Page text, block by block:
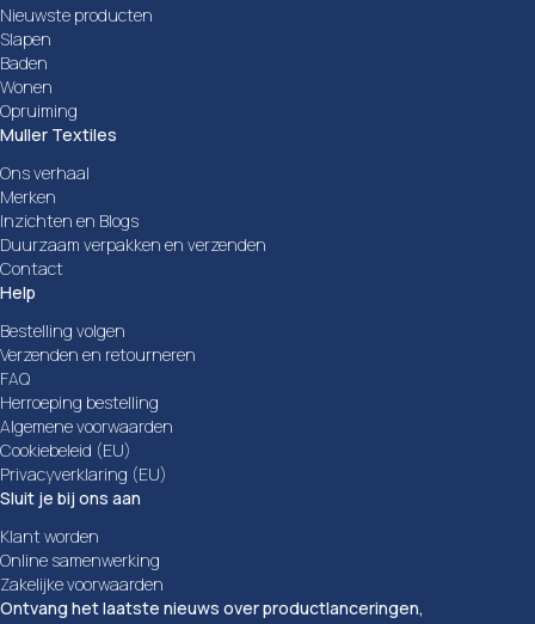
Nieuwste producten
Slapen
Baden
Wonen
Opruiming
Muller Textiles
Ons verhaal
Merken
Inzichten en Blogs
Duurzaam verpakken en verzenden
Contact
Help
Bestelling volgen
Verzenden en retourneren
FAQ
Herroeping bestelling
Algemene voorwaarden
Cookiebeleid (EU)
Privacyverklaring (EU)
Sluit je bij ons aan
Klant worden
Online samenwerking
Zakelijke voorwaarden
Ontvang het laatste nieuws over productlanceringen,